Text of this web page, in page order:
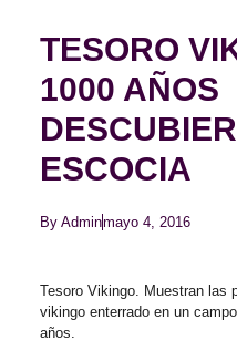
TESORO
1000 AÑOS
ESCOCIA
ByAdminmayo 4, 2016
Tesoro Vikingo. Muestran las
vikingo enterrado en un
años.